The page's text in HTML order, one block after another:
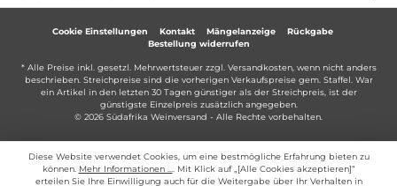
Cookie Einstellungen Kontakt Mängelanzeige
Rückgabe
Bestellung widerrufen
* Alle Preise inkl. gesetzl. Mehrwertsteuer zzgl. Versandkosten, wenn nicht anders
beschrieben. Streichpreise sind die vorherigen Verkaufspreise gem. Staffel. War
ein Artikel in den letzten 30 Tagen günstiger als der Streichpreis, ist der
günstigste Einzelpreis zusätzlich angegeben.
© 2026 Südafrika Weinversand - Alle Rechte vorbehalten.
Diese Website verwendet Cookies, um eine bestmögliche Erfahrung bieten zu
können. Mehr Informationen ...
. Mit Klick auf „[Alle Cookies akzeptieren]“
erteilen Sie Ihre Einwilligung auch für die Weitergabe über Ihr Verhalten in